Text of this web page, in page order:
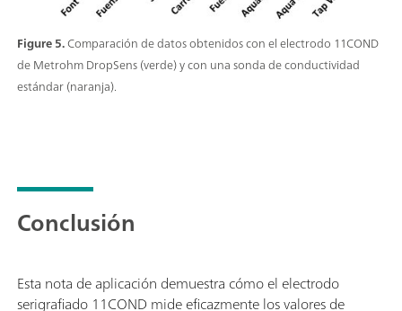
Figure 5.Comparación de datos obtenidos con el electrodo 11COND
de Metrohm DropSens (verde) y con una sonda de conductividad
estándar (naranja).
Conclusión
Esta nota de aplicación demuestra cómo el electrodo
serigrafiado 11COND mide eficazmente los valores de